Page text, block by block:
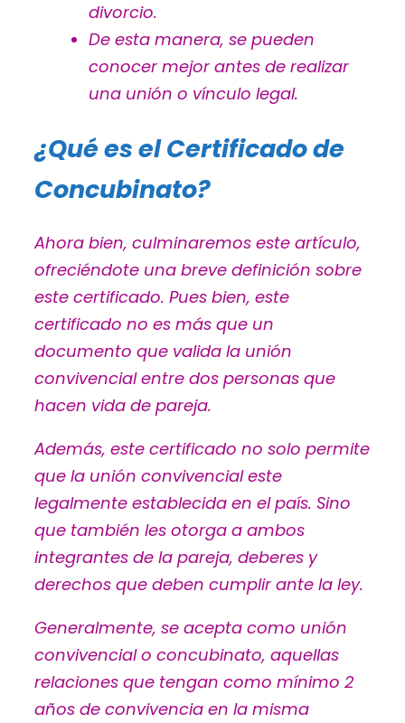
divorcio.
De esta manera, se pueden
conocer mejor antes de realizar
una unión o vínculo legal.
¿Qué es el Certificado de
Concubinato?
Ahora bien, culminaremos este artículo,
ofreciéndote una breve definición sobre
este certificado. Pues bien, este
certificado no es más que un
documento que valida la unión
convivencial entre dos personas que
hacen vida de pareja.
Además, este certificado no solo permite
que la unión convivencial este
legalmente establecida en el país. Sino
que también les otorga a ambos
integrantes de la pareja, deberes y
derechos que deben cumplir ante la ley.
Generalmente, se acepta como unión
convivencial o concubinato, aquellas
relaciones que tengan como mínimo 2
años de convivencia en la misma